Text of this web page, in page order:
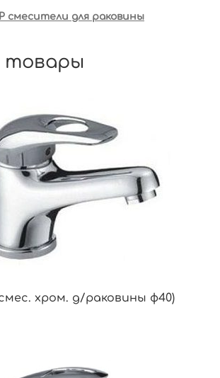
смесители для раковины
товары
хром. д/раковины ф40)